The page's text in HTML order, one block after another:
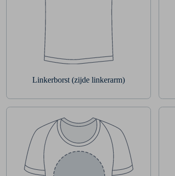
Linkerborst (zijde linkerarm)